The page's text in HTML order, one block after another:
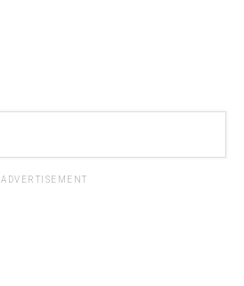
ADVERTISEMENT